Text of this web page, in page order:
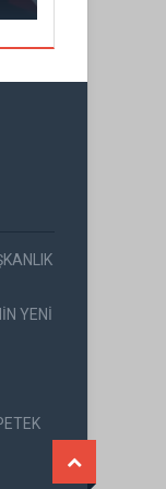
YENİ